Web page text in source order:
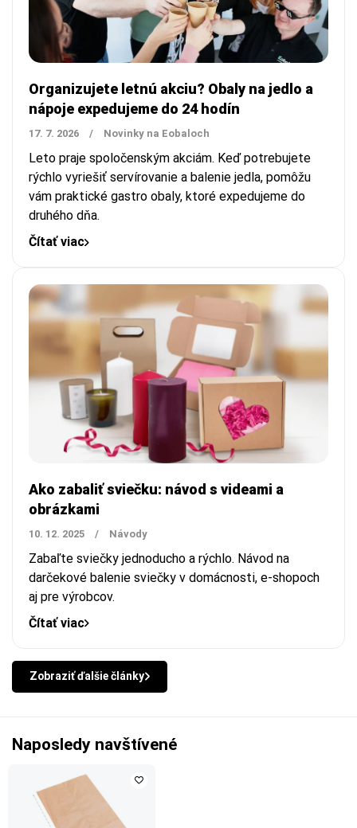
Organizujete letnú akciu? Obaly na jedlo a
nápoje expedujeme do 24 hodín
17. 7. 2026 / Novinky na Eobaloch
Leto praje spoločenským akciám. Keď potrebujete
rýchlo vyriešiť servírovanie a balenie jedla, pomôžu
vám praktické gastro obaly, ktoré expedujeme do
druhého dňa.
Čítať viac
Ako zabaliť sviečku: návod s videami a
obrázkami
10. 12. 2025 / Návody
Zabaľte sviečky jednoducho a rýchlo. Návod na
darčekové balenie sviečky v domácnosti, e-shopoch
aj pre výrobcov.
Čítať viac
Zobraziť ďalšie články
Naposledy navštívené